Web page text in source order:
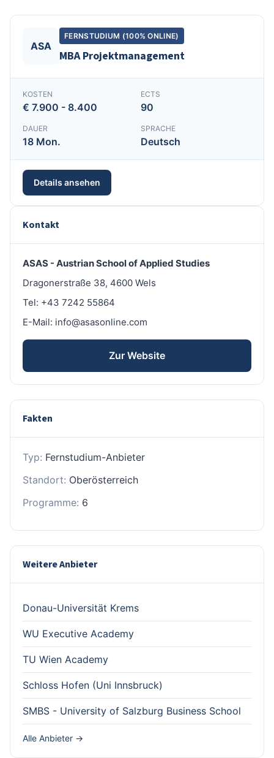
ASA
FERNSTUDIUM (100% ONLINE)
MBA Projektmanagement
KOSTEN
€ 7.900 - 8.400
ECTS
90
DAUER
18 Mon.
SPRACHE
Deutsch
Details ansehen
Kontakt
ASAS - Austrian School of Applied Studies
Dragonerstraße 38, 4600 Wels
Tel: +43 7242 55864
E-Mail: info@asasonline.com
Zur Website
Fakten
Typ: Fernstudium-Anbieter
Standort: Oberösterreich
Programme: 6
Weitere Anbieter
Donau-Universität Krems
WU Executive Academy
TU Wien Academy
Schloss Hofen (Uni Innsbruck)
SMBS - University of Salzburg Business School
Alle Anbieter →